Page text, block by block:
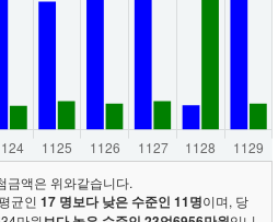
금액은 위와같습니다.
균인 17 명보다 낮은 수준인 11명이며, 당